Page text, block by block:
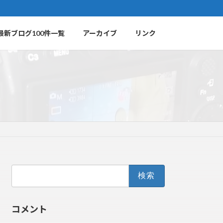
新ブログ100件一覧 アーカイブ リンク
検
索:
コメント